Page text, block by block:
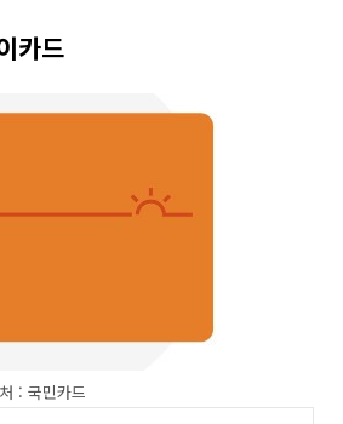
카드
: 국민카드